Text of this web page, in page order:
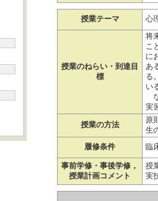
授業テーマ 心
授業のねらい・到達目
標
将
こ
に
あ
る
い
実
授業の方法
原
生
履修条件
臨
事前学修・事後学修，
授業計画コメント
授
実